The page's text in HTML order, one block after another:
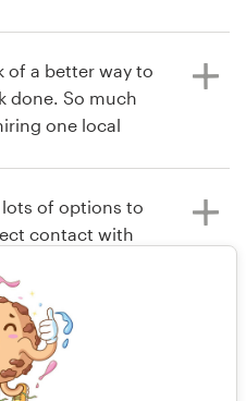
of a better way to
much
one local
of options to
contact with
navigate the
contest and messages. Thank you
100